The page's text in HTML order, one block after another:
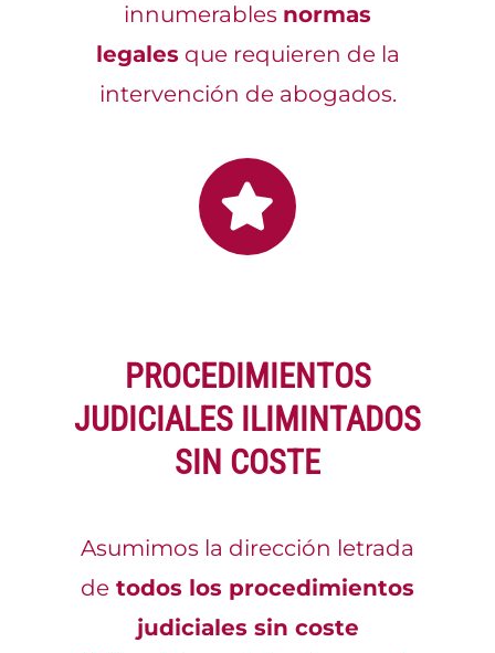
innumerables normas
legales que requieren de la
intervención de abogados.
PROCEDIMIENTOS
JUDICIALES ILIMINTADOS
SIN COSTE
Asumimos la dirección letrada
de todos los procedimientos
judiciales sin coste